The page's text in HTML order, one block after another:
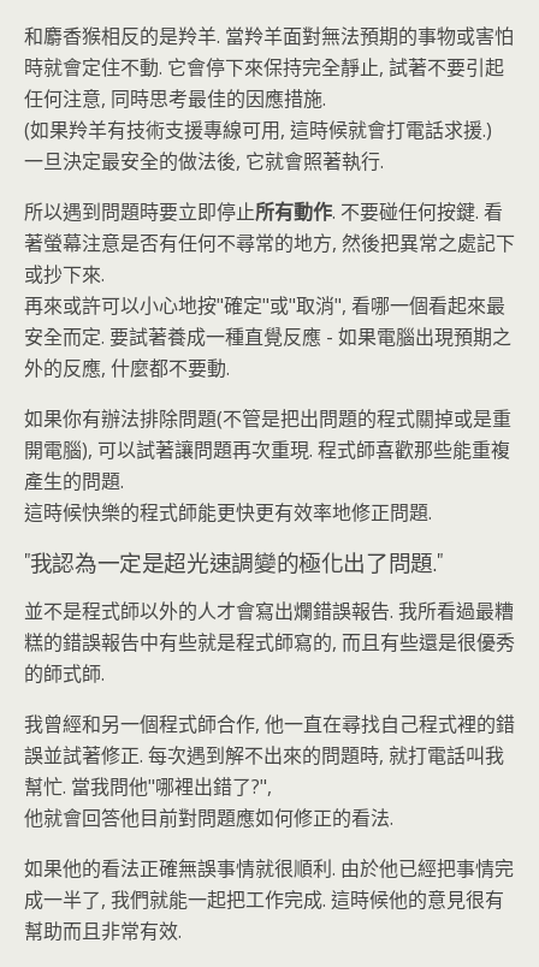
和麝香猴相反的是羚羊. 當羚羊面對無法預期的事物或害怕
時就會定住不動. 它會停下來保持完全靜止, 試著不要引起
任何注意, 同時思考最佳的因應措施.
(如果羚羊有技術支援專線可用, 這時候就會打電話求援.)
一旦決定最安全的做法後, 它就會照著執行.
所以遇到問題時要立即停止所有動作. 不要碰任何按鍵. 看
著螢幕注意是否有任何不尋常的地方, 然後把異常之處記下
或抄下來.
再來或許可以小心地按"確定"或"取消", 看哪一個看起來最
安全而定. 要試著養成一種直覺反應 - 如果電腦出現預期之
外的反應, 什麼都不要動.
如果你有辦法排除問題(不管是把出問題的程式關掉或是重
開電腦), 可以試著讓問題再次重現. 程式師喜歡那些能重複
產生的問題.
這時候快樂的程式師能更快更有效率地修正問題.
"我認為一定是超光速調變的極化出了問題."
並不是程式師以外的人才會寫出爛錯誤報告. 我所看過最糟
糕的錯誤報告中有些就是程式師寫的, 而且有些還是很優秀
的師式師.
我曾經和另一個程式師合作, 他一直在尋找自己程式裡的錯
誤並試著修正. 每次遇到解不出來的問題時, 就打電話叫我
幫忙. 當我問他"哪裡出錯了?",
他就會回答他目前對問題應如何修正的看法.
如果他的看法正確無誤事情就很順利. 由於他已經把事情完
成一半了, 我們就能一起把工作完成. 這時候他的意見很有
幫助而且非常有效.